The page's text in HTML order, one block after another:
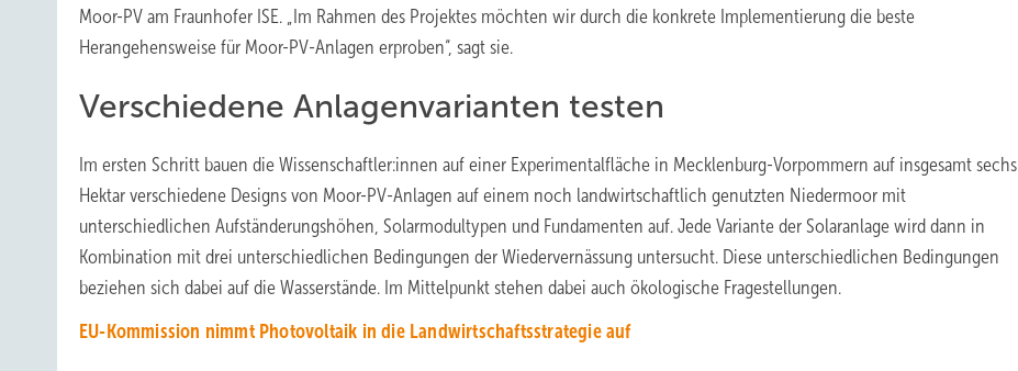
Moor-PV am Fraunhofer ISE. „Im Rahmen des Projektes möchten wir durch die konkrete Implementierung die beste
Herangehensweise für Moor-PV-Anlagen erproben“, sagt sie.
Verschiedene Anlagenvarianten testen
Im ersten Schritt bauen die Wissenschaftler:innen auf einer Experimentalfläche in Mecklenburg-Vorpommern auf insgesamt sechs
Hektar verschiedene Designs von Moor-PV-Anlagen auf einem noch landwirtschaftlich genutzten Niedermoor mit
unterschiedlichen Aufständerungshöhen, Solarmodultypen und Fundamenten auf. Jede Variante der Solaranlage wird dann in
Kombination mit drei unterschiedlichen Bedingungen der Wiedervernässung untersucht. Diese unterschiedlichen Bedingungen
beziehen sich dabei auf die Wasserstände. Im Mittelpunkt stehen dabei auch ökologische Fragestellungen.
EU-Kommission nimmt Photovoltaik in die Landwirtschaftsstrategie auf